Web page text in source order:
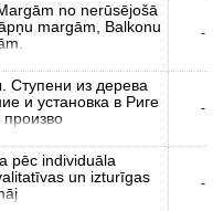
no nerūsējošā
margām, Balkonu
-
Ступени из дерева
и установка в Риге
-
pēc individuāla
un izturīgas
-